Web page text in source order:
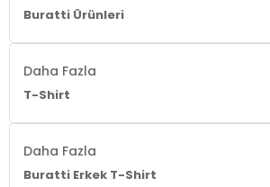
Buratti Ürünleri
Daha Fazla
T-Shirt
Daha Fazla
Buratti Erkek T-Shirt